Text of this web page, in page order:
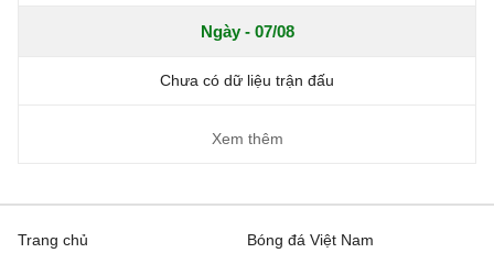
Ngày - 07/08
Chưa có dữ liệu trận đấu
Xem thêm
Trang chủ
Bóng đá Việt Nam